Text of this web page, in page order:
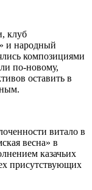
клуб
и народный
композициями
по-новому,
оставить в
витало в
весна» в
казачьих
присутствующих